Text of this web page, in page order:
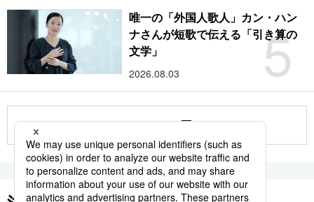
5
唯一の「外国人歌人」カン・ハン
ナさんが短歌で伝える「引き算の
文学」
2026.08.03
もっと見る